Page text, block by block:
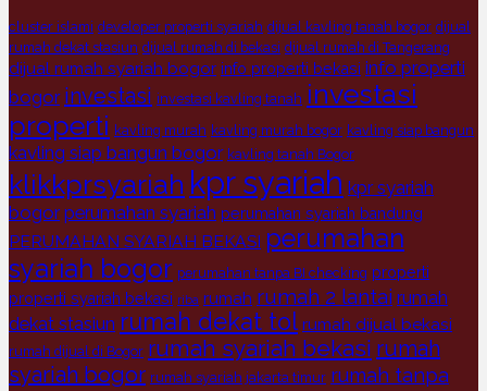
cluster islami developer properti syariah dijual kavling tanah bogor dijual
rumah dekat stasiun dijual rumah di bekasi dijual rumah di Tangerang
dijual rumah syariah bogor info properti bekasi info properti
bogor investasi investasi kavling tanah investasi
properti kavling murah kavling murah bogor kavling siap bangun
kavling siap bangun bogor kavling tanah Bogor
klikkprsyariah kpr syariah kpr syariah
bogor perumahan syariah perumahan syariah bandung
PERUMAHAN SYARIAH BEKASI perumahan
syariah bogor perumahan tanpa BI checking properti
properti syariah bekasi riba rumah rumah 2 lantai rumah
dekat stasiun rumah dekat tol rumah dijual bekasi
rumah dijual di Bogor rumah syariah bekasi rumah
syariah bogor rumah syariah jakarta timur rumah tanpa